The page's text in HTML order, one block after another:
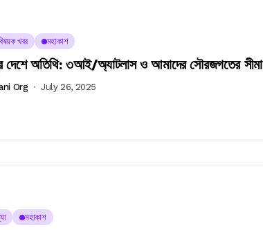
খবর মহাকাশ
দেশে অতিথি: ৩আই/অ্যাটলাস ও আমাদের সৌরজগতের সীমা
Org July 26, 2025
মহাকাশ